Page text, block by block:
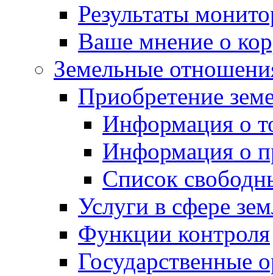
Результаты
Ваше мнение о
Земельные
Приобретение
Информация о
Информация о
Список
Услуги в сфере
Функции контроля
Государственные